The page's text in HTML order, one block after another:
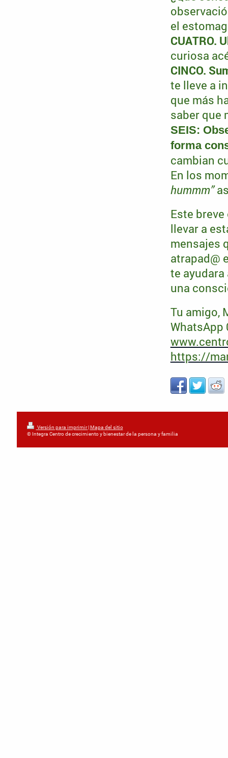
el
CUATRO.
curiosa
CINCO.
te lleve a
que más
saber que
SEIS:
forma
cambian
En los
hummm”
Este
llevar a
mensajes
atrapad@
te
una
Tu amigo,
WhatsApp
https://
Versión para imprimir|Mapa del sitio
© Integra Centro de crecimiento y bienestar de la persona y familia